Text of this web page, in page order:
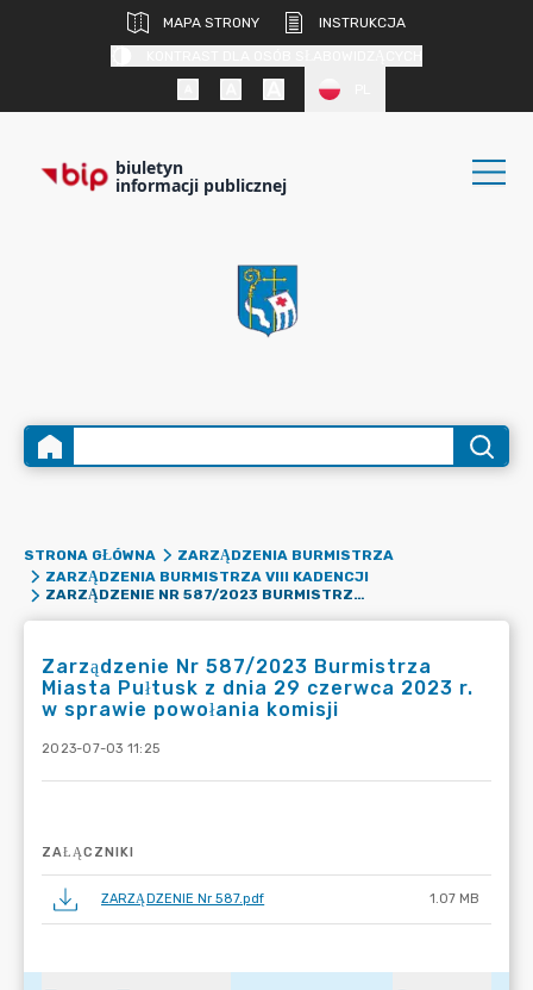
MAPA STRONY
INSTRUKCJA
biuletyn
informacji publicznej
STRONA GŁÓWNA
ZARZĄDZENIA BURMISTRZA
ZARZĄDZENIA BURMISTRZA VIII KADENCJI
ZARZĄDZENIE NR 587/2023 BURMISTRZA MIASTA PUŁTUSK Z DNIA 29 CZERWCA 2023 R. W SPRAWIE POWOŁANIA KOMISJI
Zarządzenie Nr 587/2023 Burmistrza
Miasta Pułtusk z dnia 29 czerwca 2023 r.
w sprawie powołania komisji
2023-07-03 11:25
ZAŁĄCZNIKI
ZARZĄDZENIE Nr 587.pdf 1.07 MB